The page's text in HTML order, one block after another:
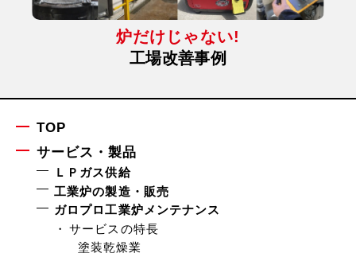
炉だけじゃない!
工場改善事例
TOP
サービス・製品
ＬＰガス供給
工業炉の製造・販売
ガロプロ工業炉メンテナンス
サービスの特長
塗装乾燥業